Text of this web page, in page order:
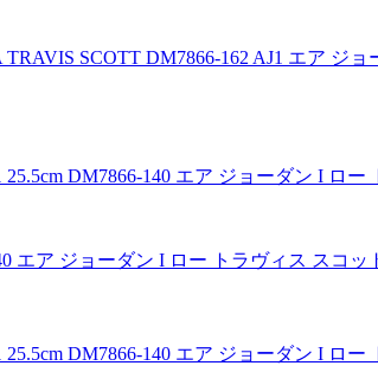
SCOTT DM7866-162 AJ1 エア ジ
エア ジョーダン I ロー トラヴィス スコッ